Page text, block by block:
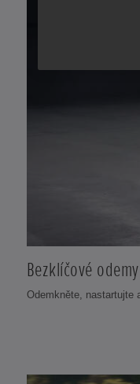
Bezklíčové
Odemkněte, nastartujte